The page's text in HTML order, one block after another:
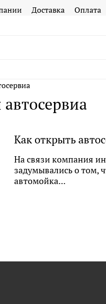
Доставка Оплата
автосервиа
Как открыть
На связи компания
задумывались о том,
автомойка...